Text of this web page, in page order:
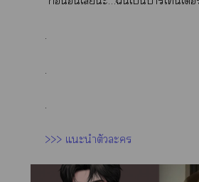
.
.
.
>>> แะนำตัวะ